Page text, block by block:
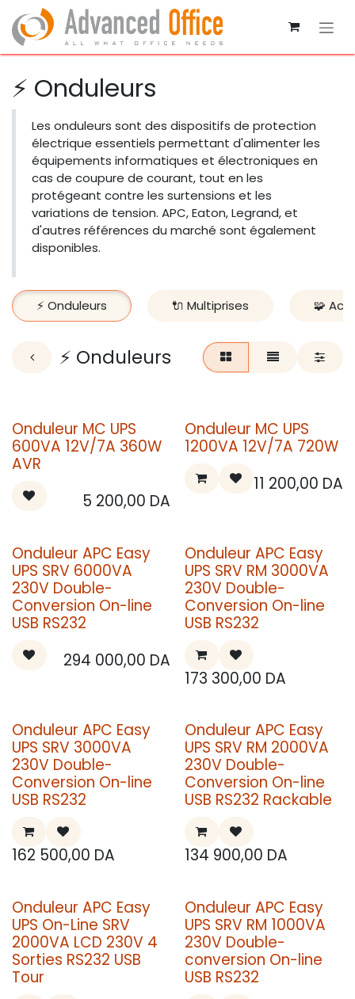
Se rendre au contenu
⚡ Onduleurs
Les onduleurs sont des dispositifs de protection
électrique essentiels permettant d'alimenter les
équipements informatiques et électroniques en
cas de coupure de courant, tout en les
protégeant contre les surtensions et les
variations de tension. APC, Eaton, Legrand, et
d'autres références du marché sont également
disponibles.
⚡ Onduleurs 🔌 Multiprises 🧩
⚡ Onduleurs
Onduleur MC UPS
600VA 12V/7A 360W
AVR
5 200,00 DA
Onduleur MC UPS
1200VA 12V/7A 720W
11 200,00 DA
Onduleur APC Easy
UPS SRV 6000VA
230V Double-
Conversion On-line
USB RS232
294 000,00 DA
Onduleur APC Easy
UPS SRV RM 3000VA
230V Double-
Conversion On-line
USB RS232
173 300,00 DA
Onduleur APC Easy
UPS SRV 3000VA
230V Double-
Conversion On-line
USB RS232
162 500,00 DA
Onduleur APC Easy
UPS SRV RM 2000VA
230V Double-
Conversion On-line
USB RS232 Rackable
134 900,00 DA
Onduleur APC Easy
UPS On-Line SRV
2000VA LCD 230V 4
Sorties RS232 USB
Tour
Onduleur APC Easy
UPS SRV RM 1000VA
230V Double-
conversion On-line
USB RS232